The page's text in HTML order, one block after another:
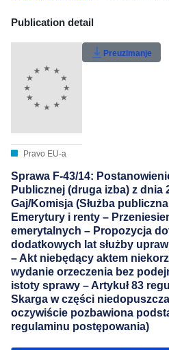
Publication Detail
Publication detail
Pravo EU-a
Preuzimanje
Sprawa F-43/14:
Publicznej (druga izba) z dnia
Gaj/Komisja (Służba
Emerytury i renty –
emerytalnych – Propozycja
dodatkowych lat służby
– Akt niebędący aktem
wydanie orzeczenia bez
istoty sprawy – Artykuł 83
Skarga w części
oczywiście pozbawiona
regulaminu postępowania)